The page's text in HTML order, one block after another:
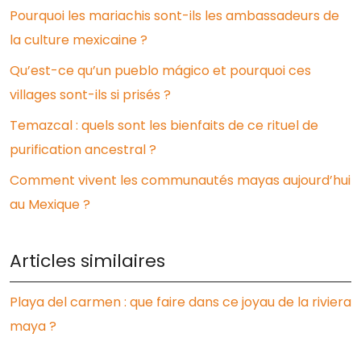
Pourquoi les mariachis sont-ils les ambassadeurs de
la culture mexicaine ?
Qu’est-ce qu’un pueblo mágico et pourquoi ces
villages sont-ils si prisés ?
Temazcal : quels sont les bienfaits de ce rituel de
purification ancestral ?
Comment vivent les communautés mayas aujourd’hui
au Mexique ?
Articles similaires
Playa del carmen : que faire dans ce joyau de la riviera
maya ?